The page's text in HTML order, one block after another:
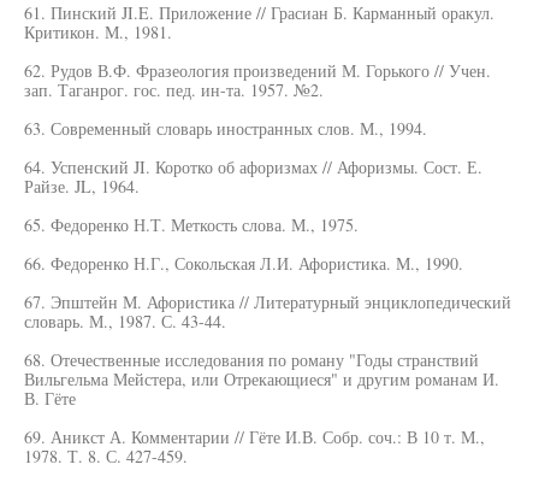
61. Пинский JI.E. Приложение // Грасиан Б. Карманный оракул.
Критикон. М., 1981.
62. Рудов В.Ф. Фразеология произведений М. Горького // Учен.
зап. Таганрог. гос. пед. ин-та. 1957. №2.
63. Современный словарь иностранных слов. М., 1994.
64. Успенский JI. Коротко об афоризмах // Афоризмы. Сост. Е.
Райзе. JL, 1964.
65. Федоренко Н.Т. Меткость слова. М., 1975.
66. Федоренко Н.Г., Сокольская Л.И. Афористика. М., 1990.
67. Эпштейн М. Афористика // Литературный энциклопедический
словарь. М., 1987. С. 43-44.
68. Отечественные исследования по роману "Годы странствий
Вильгельма Мейстера, или Отрекающиеся" и другим романам И.
В. Гёте
69. Аникст А. Комментарии // Гёте И.В. Собр. соч.: В 10 т. М.,
1978. Т. 8. С. 427-459.